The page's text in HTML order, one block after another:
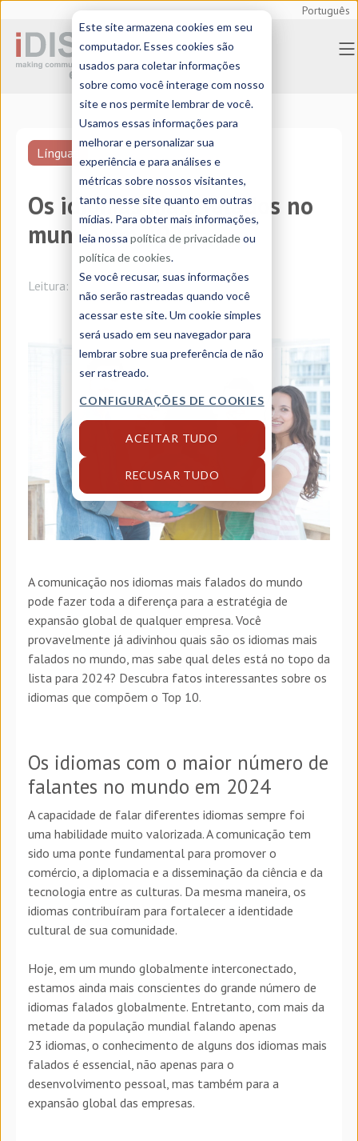
Este site armazena cookies em seu
computador. Esses cookies são
usados para coletar informações
sobre como você interage com nosso
site e nos permite lembrar de você.
Usamos essas informações para
melhorar e personalizar sua
experiência e para análises e
métricas sobre nossos visitantes,
tanto nesse site quanto em outras
mídias. Para obter mais informações,
leia nossa política de privacidadeou
política de cookies.
Se você recusar, suas informações
não serão rastreadas quando você
acessar este site. Um cookie simples
será usado em seu navegador para
lembrar sobre sua preferência de não
ser rastreado.
CONFIGURAÇÕES DE COOKIES
ACEITAR TUDO
RECUSAR TUDO
Português
Línguas
Os idiomas mais falados no
mundo em 2024
Leitura: 3 minutos
A comunicação nos idiomas mais falados do mundo
pode fazer toda a diferença para a estratégia de
expansão global de qualquer empresa. Você
provavelmente já adivinhou quais são os idiomas mais
falados no mundo, mas sabe qual deles está no topo da
lista para 2024? Descubra fatos interessantes sobre os
idiomas que compõem o Top 10.
Os idiomas com o maior número de
falantes no mundo em 2024
A capacidade de falar diferentes idiomas sempre foi
uma habilidade muito valorizada. A comunicação tem
sido uma ponte fundamental para promover o
comércio, a diplomacia e a disseminação da ciência e da
tecnologia entre as culturas. Da mesma maneira, os
idiomas contribuíram para fortalecer a identidade
cultural de sua comunidade.
Hoje, em um mundo globalmente interconectado,
estamos ainda mais conscientes do grande número de
idiomas falados globalmente. Entretanto, com mais da
metade da população mundial falando apenas
23 idiomas, o conhecimento de alguns dos idiomas mais
falados é essencial, não apenas para o
desenvolvimento pessoal, mas também para a
expansão global das empresas.